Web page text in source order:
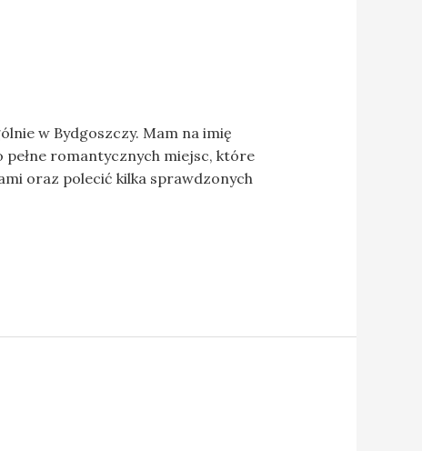
w Bydgoszczy. Mam na imię
romantycznych miejsc, które
oraz polecić kilka sprawdzonych